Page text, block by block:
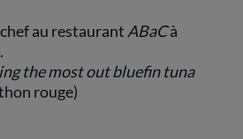
au restaurant ABaCà
the most out bluefin tuna
rouge)